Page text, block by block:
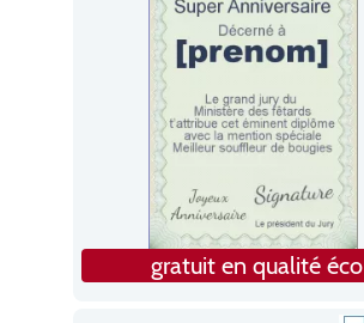
gratuit en qualité éco